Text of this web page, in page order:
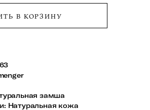
В КОРЗИНУ
замша
: Натуральная кожа